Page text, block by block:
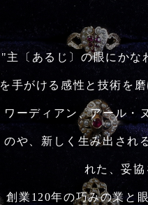
"主〔あるじ〕の眼にかな
を手がける感性と技術を
ワーディアン、アール・
のや、新しく生み出され
れた、妥協
創業120年の巧みの業と